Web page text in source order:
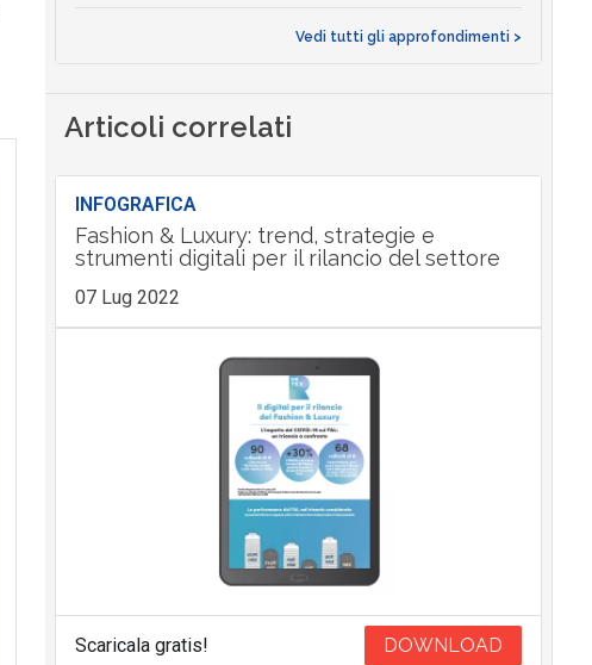
Vedi tutti gli approfondimenti >
Articoli correlati
INFOGRAFICA
Fashion & Luxury: trend, strategie e
strumenti digitali per il rilancio del settore
07 Lug 2022
Scaricala gratis! DOWNLOAD